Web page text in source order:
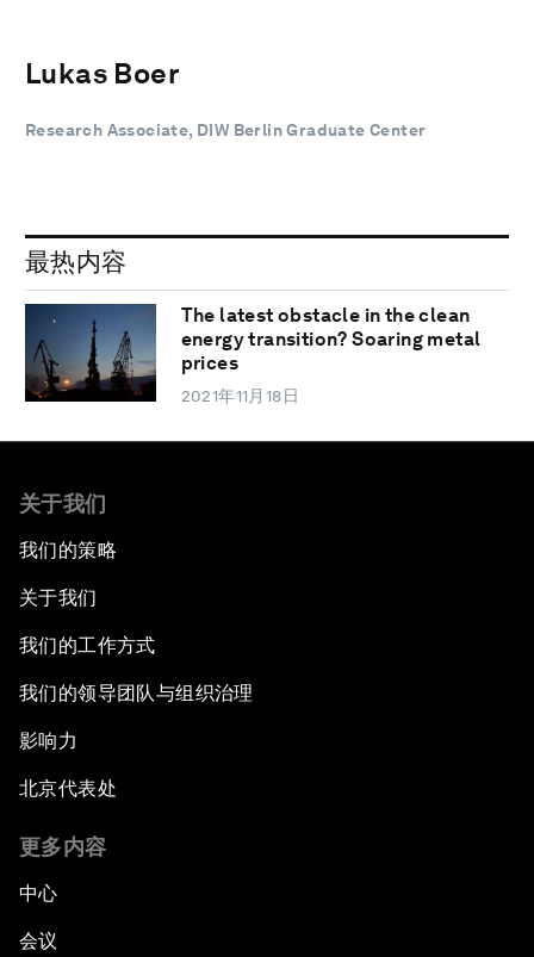
Lukas Boer
Research Associate, DIW Berlin Graduate Center
最热内容
The latest obstacle in the clean
energy transition? Soaring metal
prices
2021年11月18日
关于我们
我们的策略
关于我们
我们的工作方式
我们的领导团队与组织治理
影响力
北京代表处
更多内容
中心
会议